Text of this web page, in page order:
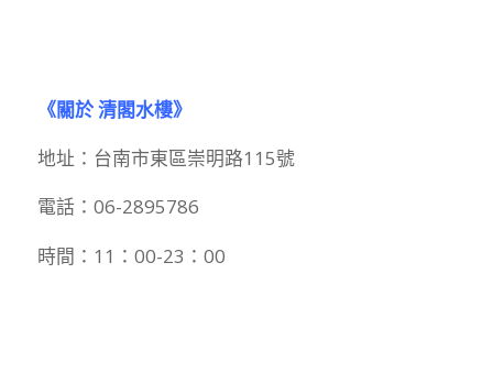
《關於 清閣水樓》
地址：台南市東區崇明路115號
電話：06-2895786
時間：11：00-23：00